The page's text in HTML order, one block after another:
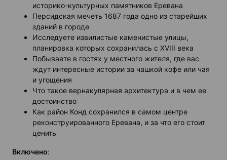
историко-культурных памятников Еревана
Персидская мечеть 1687 года одно из старейших
зданий в городе
Исследуете извилистые каменистые улицы,
планировка которых сохранилась с XVIII века
Побываете в гостях у местного жителя, где вас
ждут интересные истории за чашкой кофе или чая
и угощения
Что такое вернакулярная архитектура и в чем ее
достоинство
Как район Конд сохранился в самом центре
реконструированного Еревана, и за что его стоит
ценить
Включено: